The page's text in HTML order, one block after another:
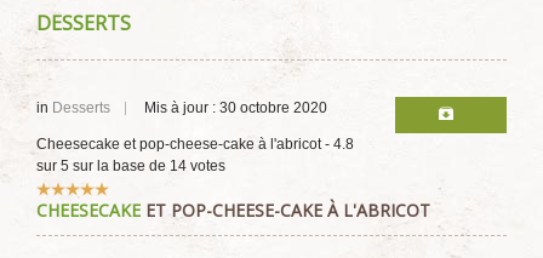
DESSERTS
in Desserts Mis à jour : 30 octobre 2020
Cheesecake et pop-cheese-cake à l'abricot- 4.8
sur 5 sur la base de 14 votes
Vote
utilisateur:5/5
CHEESECAKE ET POP-CHEESE-CAKE À L'ABRICOT